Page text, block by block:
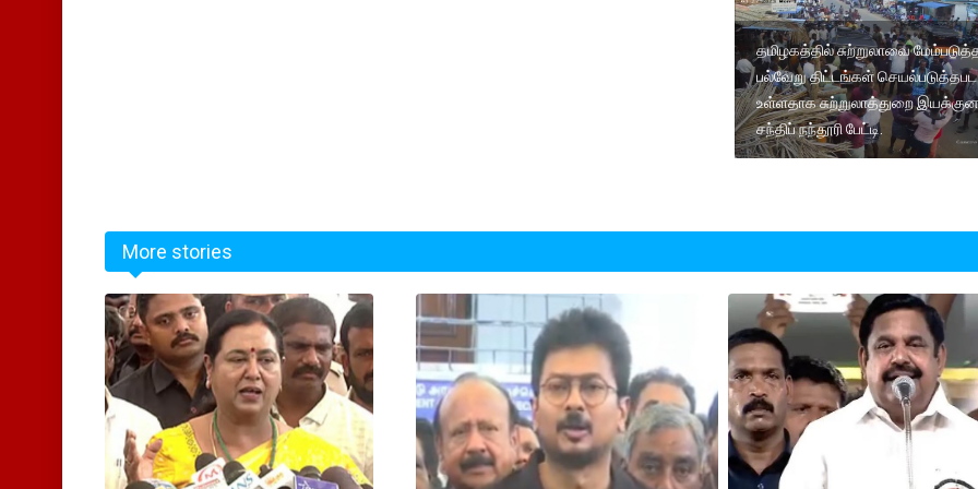
தமிழகத்தில் சுற்றுலாவை
பல்வேறு திட்டங்கள் செயல்படுத்தபட
உள்ளதாக சுற்றுலாத்துறை
சந்திப் நந்தூரி பேட்டி.
More stories